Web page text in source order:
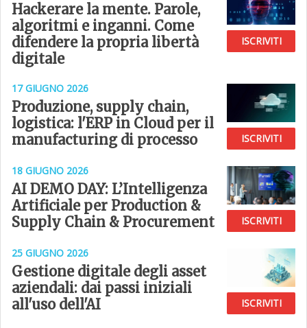
Hackerare la mente. Parole,
algoritmi e inganni. Come
difendere la propria libertà
digitale
ISCRIVITI
17 GIUGNO 2026
Produzione, supply chain,
logistica: l'ERP in Cloud per il
manufacturing di processo
ISCRIVITI
18 GIUGNO 2026
AI DEMO DAY: L’Intelligenza
Artificiale per Production &
Supply Chain & Procurement
ISCRIVITI
25 GIUGNO 2026
Gestione digitale degli asset
aziendali: dai passi iniziali
all'uso dell'AI
ISCRIVITI